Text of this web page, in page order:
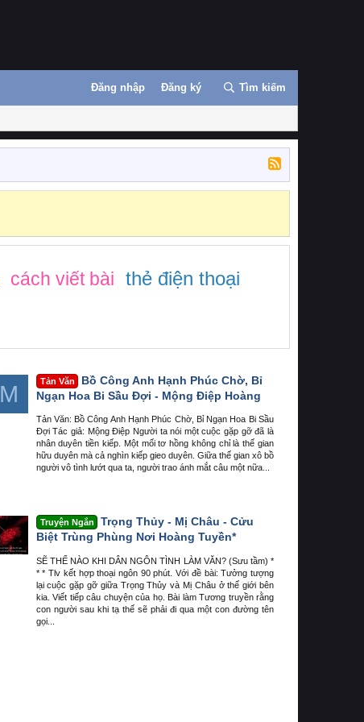
Đăng nhập Đăng ký Tìm kiếm
cách viết bài thẻ điện thoại
M Tản Văn
Bồ Công Anh Hạnh Phúc Chờ, Bỉ
Ngạn Hoa Bi Sầu Đợi - Mộng Điệp Hoàng
Tản Văn: Bồ Công Anh Hạnh Phúc Chờ, Bỉ Ngạn Hoa Bi Sầu
Đợi Tác giả: Mộng Điệp Người ta nói một cuộc gặp gỡ đã là
nhân duyên tiền kiếp. Một mối tơ hồng không chỉ là thế gian
hữu duyên mà cả nghìn kiếp gieo duyên. Giữa thế gian xô bồ
người vô tình lướt qua ta, người trao ánh mắt câu một nữa...
Truyện Ngắn
Trọng Thủy - Mị Châu - Cửu
Biệt Trùng Phùng Nơi Hoàng Tuyền*
SẼ THẾ NÀO KHI DÂN NGÔN TÌNH LÀM VĂN? (Sưu tầm) *
* * Tlv kết hợp thoại ngôn 90 phút. Với đề bài: Tưởng tượng
lại cuộc gặp gỡ giữa Trọng Thủy và Mị Châu ở thế giới bên
kia. Viết tiếp câu chuyện của họ. Bài làm Tương truyền rằng
con người sau khi tạ thế sẽ phải đi qua một con đường tên
gọi...